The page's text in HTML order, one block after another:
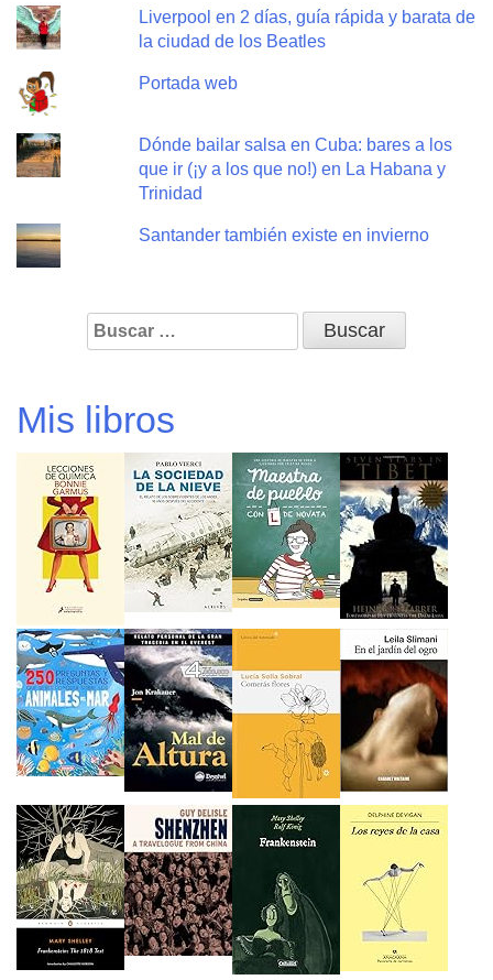
Liverpool en 2 días, guía rápida y barata de
la ciudad de los Beatles
Portada web
Dónde bailar salsa en Cuba: bares a los
que ir (¡y a los que no!) en La Habana y
Trinidad
Santander también existe en invierno
Buscar:
Mis libros